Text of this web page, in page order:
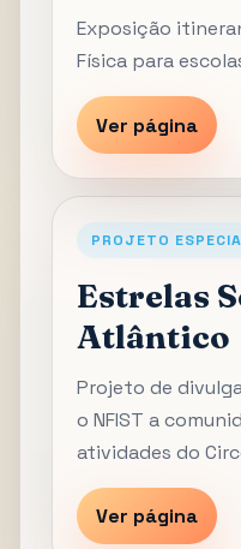
Exposição
Física para
Ver página
PROJETO
Estrelas
Atlântico
Projeto de
o NFIST a
atividades do
Ver página